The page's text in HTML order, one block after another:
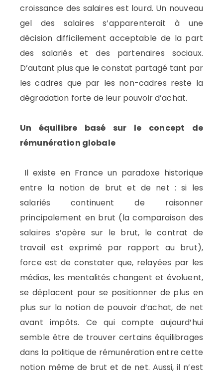
croissance des salaires est lourd. Un nouveau
gel des salaires s’apparenterait à une
décision difficilement acceptable de la part
des salariés et des partenaires sociaux.
D’autant plus que le constat partagé tant par
les cadres que par les non-cadres reste la
dégradation forte de leur pouvoir d’achat.
Un équilibre basé sur le concept de
rémunération globale
Il existe en France un paradoxe historique
entre la notion de brut et de net : si les
salariés continuent de raisonner
principalement en brut (la comparaison des
salaires s’opère sur le brut, le contrat de
travail est exprimé par rapport au brut),
force est de constater que, relayées par les
médias, les mentalités changent et évoluent,
se déplacent pour se positionner de plus en
plus sur la notion de pouvoir d’achat, de net
avant impôts. Ce qui compte aujourd’hui
semble être de trouver certains équilibrages
dans la politique de rémunération entre cette
notion même de brut et de net. Aussi, il n’est